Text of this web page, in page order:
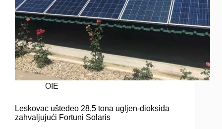
OIE
Leskovac uštedeo 28,5 tona ugljen-dioksida
zahvaljujući Fortuni Solaris